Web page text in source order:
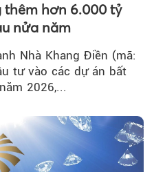
hơn 6.000 tỷ
nửa năm
Nhà Khang Điền (mã:
tư vào các dự án bất
2026,...